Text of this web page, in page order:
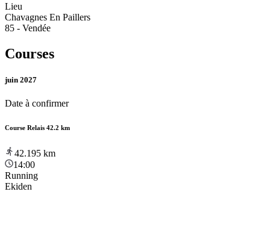
Lieu
Chavagnes En Paillers
85 - Vendée
Courses
juin 2027
Date à confirmer
Course Relais 42.2 km
42.195 km
14:00
Running
Ekiden